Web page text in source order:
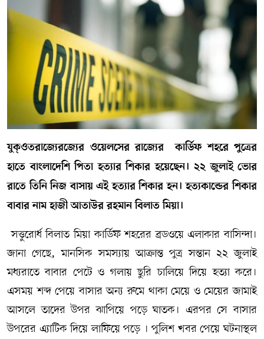
যুক্ওতরাজ্যেরজ্যের ওয়েলসের রাজ্যের কার্ডিফ শহরে পুত্রের
হাতে বাংলাদেশি পিতা হত‍্যার শিকার হয়েছেন। ২২ জুলাই ভোর
রাতে তিনি নিজ বাসায় এই হত‍্যার শিকার হন। হত‍্যকান্ডের শিকার
বাবার নাম হাজী আতাউর রহমান বিলাত মিয়া।
সত্তুরোর্ধ বিলাত মিয়া কার্ডিফ শহরের ব্রডওয়ে এলাকার বাসিন্দা।
জানা গেছে, মানসিক সমস‍্যায় আক্রান্ত পুত্র সন্তান ২২ জুলাই
মধ্যরাতে বাবার পেটে ও গলায় ছুরি চালিয়ে দিয়ে হত্যা করে।
এসময় শব্দ পেয়ে বাসার অন‍্য রুমে থাকা মেয়ে ও মেয়ের জামাই
আসলে তাদের উপর ঝাপিয়ে পড়ে ঘাতক। এরপর সে বাসার
উপরের এ‍্যাটিক দিয়ে লাফিয়ে পড়ে । পুলিশ খবর পেয়ে ঘটনাস্থল
সম্পাদকীয় কলাম
ABOUT US
DIAL SYLHET